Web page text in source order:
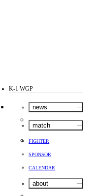
K-1 WGP
news
match
FIGHTER
SPONSOR
CALENDAR
about